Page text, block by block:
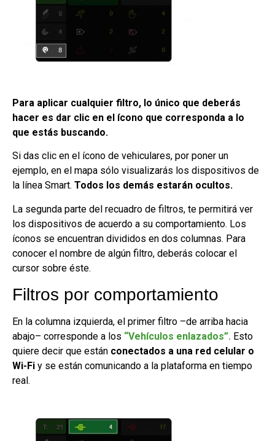
Para aplicar cualquier filtro, lo único que deberás
hacer es dar clic en el ícono que corresponda a lo
que estás buscando.
Si das clic en el ícono de vehiculares, por poner un
ejemplo, en el mapa sólo visualizarás los dispositivos de
la línea Smart. Todos los demás estarán ocultos.
La segunda parte del recuadro de filtros, te permitirá ver
los dispositivos de acuerdo a su comportamiento. Los
íconos se encuentran divididos en dos columnas. Para
conocer el nombre de algún filtro, deberás colocar el
cursor sobre éste.
Filtros por comportamiento
En la columna izquierda, el primer filtro –de arriba hacia
abajo– corresponde a los “Vehículos enlazados”. Esto
quiere decir que están conectados a una red celular o
Wi-Fi y se están comunicando a la plataforma en tiempo
real.